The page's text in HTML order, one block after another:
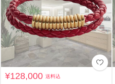
¥128,000送料込